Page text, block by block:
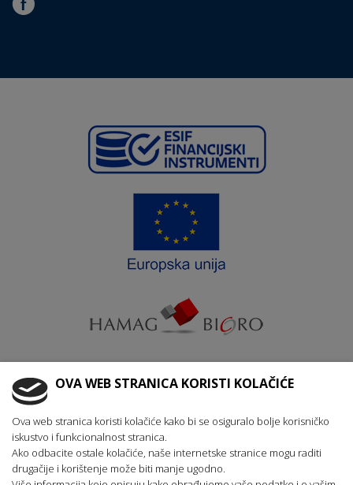
Krajnji primatelj ﬁnancijskog instrumenta suﬁnanciranog iz
Europskog fonda za regionalni razvoj u sklopu Operativnog
programa „Konkurentnost i kohezija“
OVA WEB STRANICA KORISTI KOLAČIĆE
Ova web stranica koristi kolačiće kako bi se osiguralo bolje korisničko
iskustvo i funkcionalnost stranica.
Ako odbacite ostale kolačiće, naše internetske stranice mogu raditi
drugačije i korištenje može biti manje ugodno.